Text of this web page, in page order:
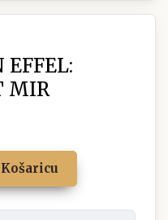
EFFEL:
MIR